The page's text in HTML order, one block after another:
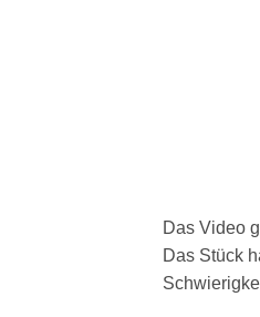
Das Video
Das Stück